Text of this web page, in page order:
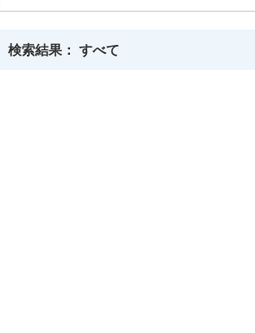
検索結果： すべて